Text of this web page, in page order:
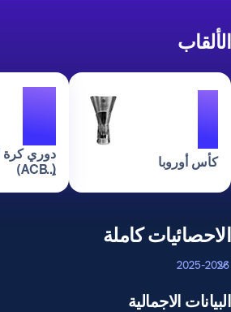
الألقاب
1
كأس أوروبا
4
دوري كرة
(ِ ACB)
الاحصائيات كاملة
2025-2026
البيانات الاجمالية